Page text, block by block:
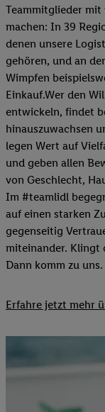
Teammitglieder mit
machen: In 39
denen unsere
gehören, und an
Wimpfen
Einkauf.Wer den
entwickeln, findet
hinauszuwachsen
legen Wert auf
und geben allen
von Geschlecht,
Im #teamlidl
auf einen starken
gegenseitig
miteinander. Klingt
Dann komm zu uns.​
Erfahre jetzt mehr